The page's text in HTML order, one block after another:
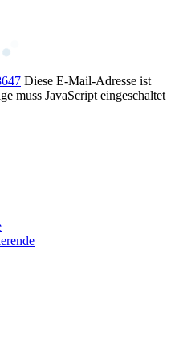
Diese E-Mail-Adresse ist
muss JavaScript eingeschaltet